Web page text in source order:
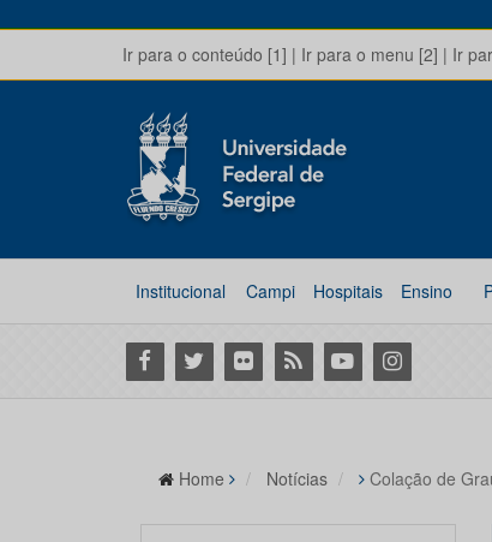
Ir para o conteúdo [1] | Ir para o menu [2] | Ir
Institucional Campi Hospitais Ensino
Facebook
Twitter Flickr RSS YoutubeInstagram
Home Notícias Colação de